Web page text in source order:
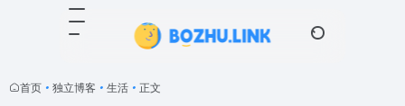
首页 • 独立博客 • 生活 • 正文